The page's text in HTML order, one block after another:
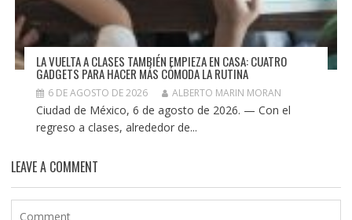
LA VUELTA A CLASES TAMBIÉN EMPIEZA EN CASA: CUATRO
GADGETS PARA HACER MÁS CÓMODA LA RUTINA
6 DE AGOSTO DE 2026 ALBERTO MARIN MORAN
Ciudad de México, 6 de agosto de 2026. — Con el
regreso a clases, alrededor de...
LEAVE A COMMENT